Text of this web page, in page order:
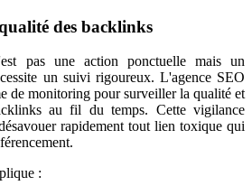
des backlinks
pas une action ponctuelle mais un
un suivi rigoureux. L'agence SEO
de monitoring pour surveiller la qualité et
au fil du temps. Cette vigilance
rapidement tout lien toxique qui
: